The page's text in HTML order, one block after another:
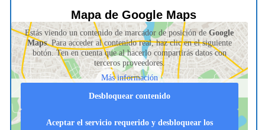
Mapa de Google Maps
Estás viendo un contenido de marcador de posición deGoogle
Maps. Para acceder al contenido real, haz clic en el siguiente
botón. Ten en cuenta que al hacerlo compartirás datos con
terceros proveedores.
Más información
Desbloquear contenido
Aceptar el servicio requerido y desbloquear los